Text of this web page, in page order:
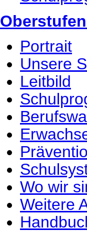
Portrait
Unsere
Leitbild
Wo wir
Weitere